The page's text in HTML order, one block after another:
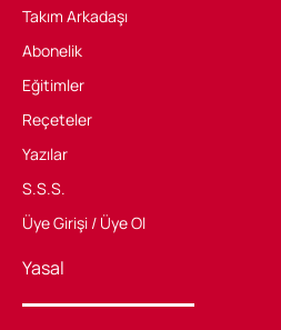
Takım Arkadaşı
Abonelik
Eğitimler
Reçeteler
Yazılar
S.S.S.
Üye Girişi / Üye Ol
Yasal